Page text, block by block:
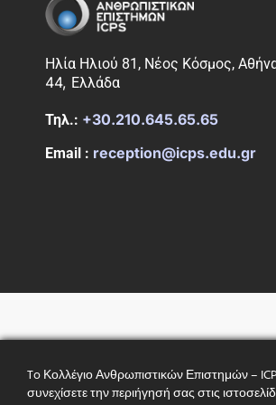
Ηλία Ηλιού 81, Νέος Κόσμος,
44, Ελλάδα
Τηλ.: +30.210.645.65.65
Email : reception@icps.edu.gr
To Κολλέγιο Ανθρωπιστικών Επιστημών –
συνεχίσετε την περιήγησή σας στις